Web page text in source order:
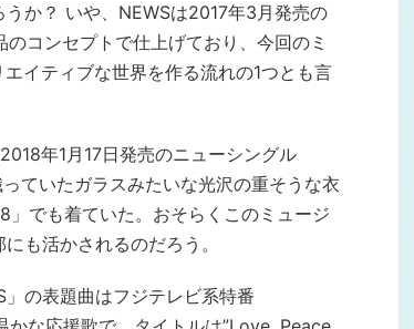
か？ いや、NEWSは2017年3月発売の
コンセプトで仕上げており、今回のミ
イティブな世界を作る流れの1つとも言
年1月17日発売のニューシングル
ていたガラスみたいな光沢の重そうな衣
でも着ていた。おそらくこのミュージ
も活かされるのだろう。
の表題曲はフジテレビ系特番